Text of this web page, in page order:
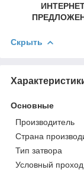
Скрыть
Основные
Производитель
Страна
Тип затвора
Условный проход